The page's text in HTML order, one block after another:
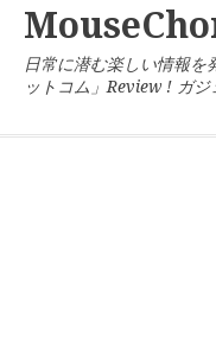
日常に潜む楽しい情報を
ットコム」Review ! ガ